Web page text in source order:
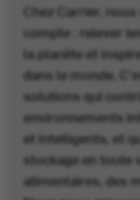
Chez Carrier,
compte : relever
la planète et
dans le monde.
solutions qui
environnements
et intelligents, et
stockage en toute
alimentaires, des